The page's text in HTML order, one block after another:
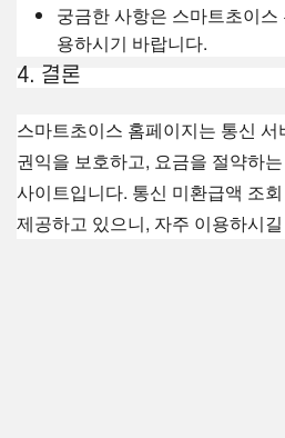
궁금한 사항은 스마트초이
용하시기 바랍니다.
4. 결론
스마트초이스 홈페이지는 통신
권익을 보호하고, 요금을 절약하
사이트입니다. 통신 미환급액 조
제공하고 있으니, 자주 이용하시